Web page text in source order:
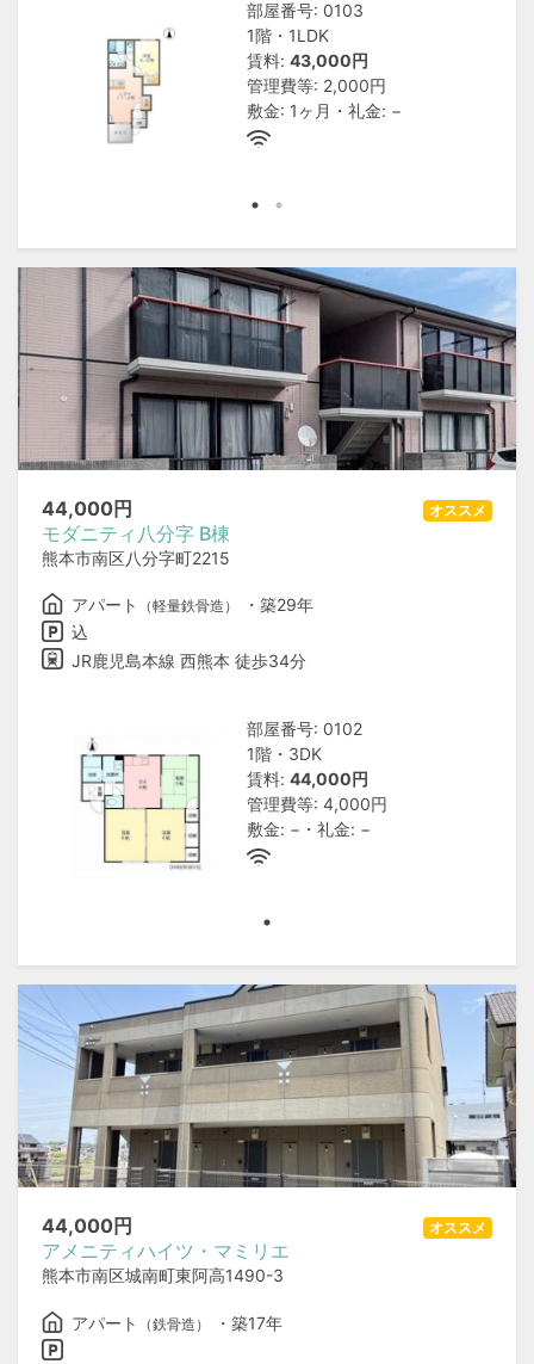
部屋番号: 0103
1階・1LDK
賃料: 43,000円
管理費等: 2,000円
敷金: 1ヶ月・礼金: −
44,000円
モダニティ八分字 B棟
熊本市南区八分字町2215
オススメ
アパート （軽量鉄骨造）
・築29年
込
JR鹿児島本線 西熊本 徒歩34分
部屋番号: 0102
1階・3DK
賃料: 44,000円
管理費等: 4,000円
敷金: −・礼金: −
44,000円
アメニティハイツ・マミリエ
熊本市南区城南町東阿高1490-3
オススメ
アパート （鉄骨造） ・築17年